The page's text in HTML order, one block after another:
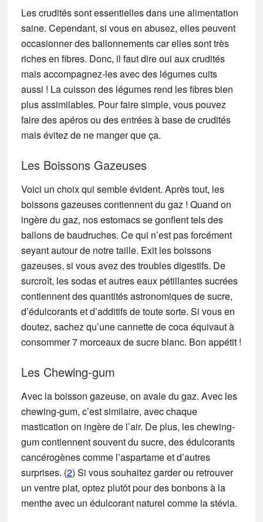
Les crudités sont essentielles dans une alimentation
saine. Cependant, si vous en abusez, elles peuvent
occasionner des ballonnements car elles sont très
riches en fibres. Donc, il faut dire oui aux crudités
mais accompagnez-les avec des légumes cuits
aussi ! La cuisson des légumes rend les fibres bien
plus assimilables. Pour faire simple, vous pouvez
faire des apéros ou des entrées à base de crudités
mais évitez de ne manger que ça.
Les Boissons Gazeuses
Voici un choix qui semble évident. Après tout, les
boissons gazeuses contiennent du gaz ! Quand on
ingère du gaz, nos estomacs se gonflent tels des
ballons de baudruches. Ce qui n’est pas forcément
seyant autour de notre taille. Exit les boissons
gazeuses, si vous avez des troubles digestifs. De
surcroît, les sodas et autres eaux pétillantes sucrées
contiennent des quantités astronomiques de sucre,
d’édulcorants et d’additifs de toute sorte. Si vous en
doutez, sachez qu’une cannette de coca équivaut à
consommer 7 morceaux de sucre blanc. Bon appétit !
Les Chewing-gum
Avec la boisson gazeuse, on avale du gaz. Avec les
chewing-gum, c’est similaire, avec chaque
mastication on ingère de l’air. De plus, les chewing-
gum contiennent souvent du sucre, des édulcorants
cancérogènes comme l’aspartame et d’autres
surprises. (2) Si vous souhaitez garder ou retrouver
un ventre plat, optez plutôt pour des bonbons à la
menthe avec un édulcorant naturel comme la stévia.